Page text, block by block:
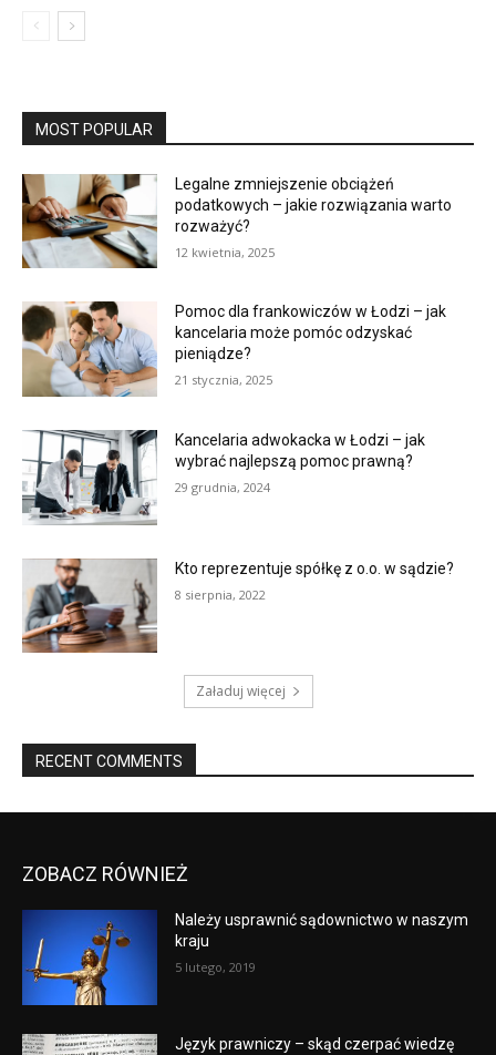
MOST POPULAR
Legalne zmniejszenie obciążeń
podatkowych – jakie rozwiązania warto
rozważyć?
12 kwietnia, 2025
Pomoc dla frankowiczów w Łodzi – jak
kancelaria może pomóc odzyskać
pieniądze?
21 stycznia, 2025
Kancelaria adwokacka w Łodzi – jak
wybrać najlepszą pomoc prawną?
29 grudnia, 2024
Kto reprezentuje spółkę z o.o. w sądzie?
8 sierpnia, 2022
Załaduj więcej
RECENT COMMENTS
ZOBACZ RÓWNIEŻ
Należy usprawnić sądownictwo w naszym
kraju
5 lutego, 2019
Język prawniczy – skąd czerpać wiedzę